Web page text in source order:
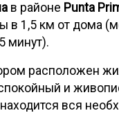
в районе Punta
в 1,5 км от дома
минут).
расположен
и
вся